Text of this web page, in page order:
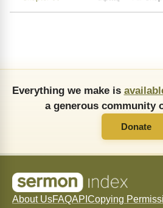
Everything we make is
a generous community
Donate
About UsFAQAPI Copying